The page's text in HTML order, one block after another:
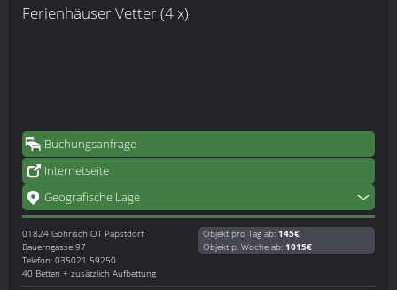
Ferienhäuser Vetter (4 x)
Buchungsanfrage
Internetseite
Geografische Lage
01824 Gohrisch OT Papstdorf
Bauerngasse 97
Telefon: 035021 59250
40 Betten + zusätzlich Aufbettung
Objekt pro Tag ab: 145€
Objekt p. Woche ab: 1015€